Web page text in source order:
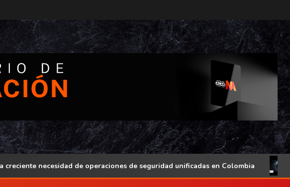
necesidad de operaciones de seguridad unificadas en Colombia